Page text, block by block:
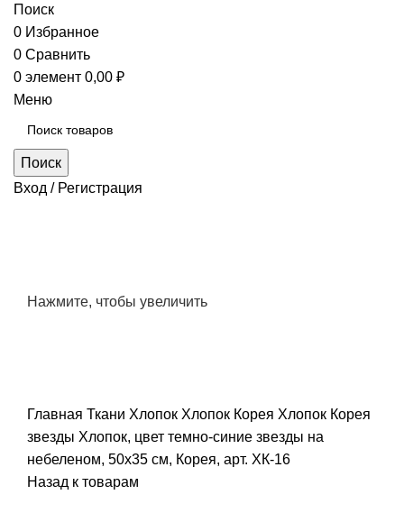
Поиск
0 Избранное
0 Сравнить
0 элемент 0,00 ₽
Меню
Поиск
Вход / Регистрация
Нажмите, чтобы увеличить
Главная Ткани Хлопок Хлопок Корея Хлопок Корея
звезды Хлопок, цвет темно-синие звезды на
небеленом, 50х35 см, Корея, арт. ХК-16
Назад к товарам